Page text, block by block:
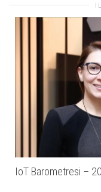
IoT Barometresi –